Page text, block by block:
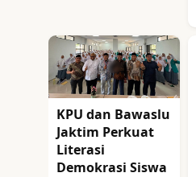
KPU dan Bawaslu
Jaktim Perkuat
Literasi
Demokrasi Siswa